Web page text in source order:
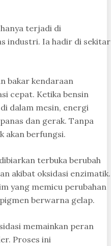
terjadi di
industri. Ia hadir di sekitar
bakar kendaraan
cepat. Ketika bensin
dalam mesin, energi
dan gerak. Tanpa
akan berfungsi.
terbuka berubah
akibat oksidasi enzimatik.
yang memicu perubahan
berwarna gelap.
memainkan peran
Proses ini